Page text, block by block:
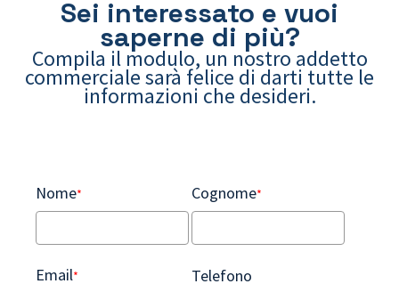
Sei interessato e vuoi
saperne di più?
Compila il modulo, un nostro addetto
commerciale sarà felice di darti tutte le
informazioni che desideri.
Nome* Cognome*
Email* Telefono